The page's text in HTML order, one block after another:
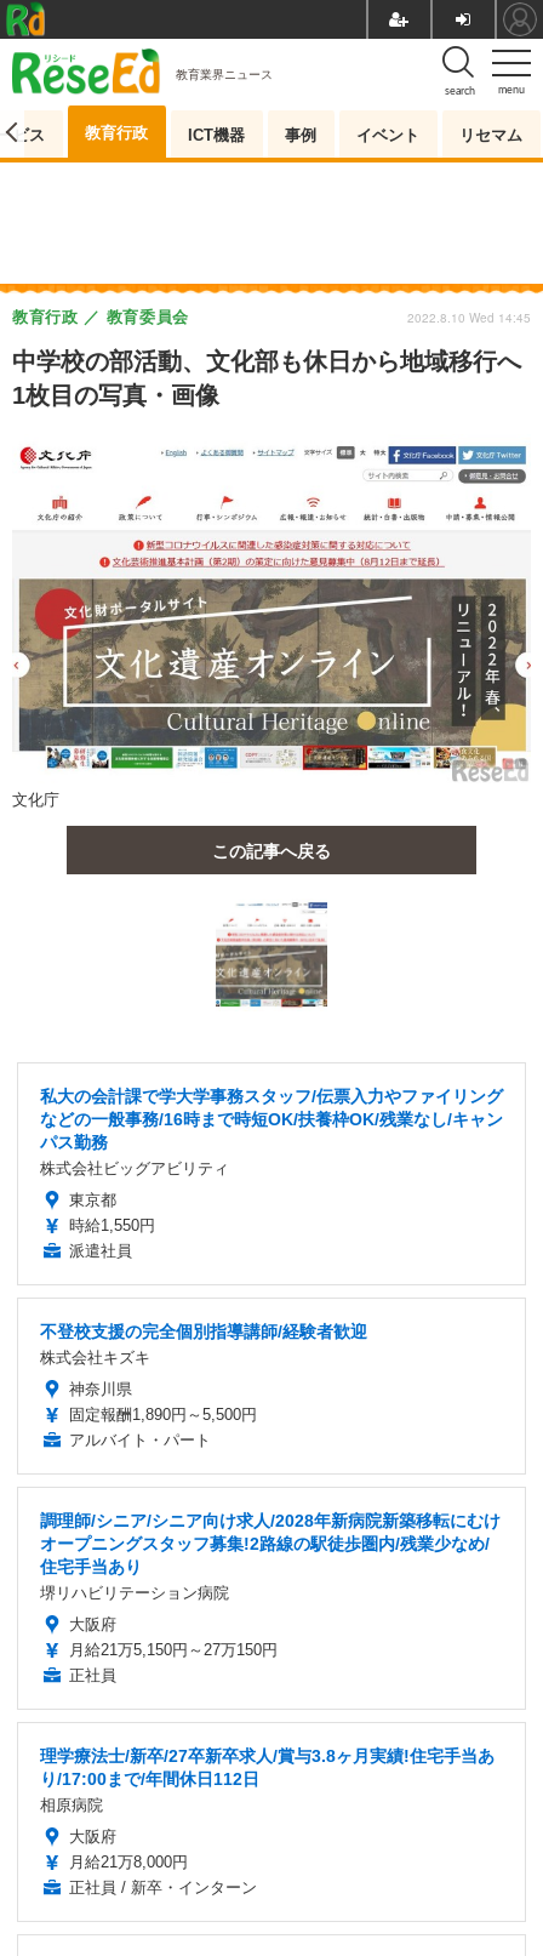
menu
search
教育業界ニュース
ビス 教育行政 ICT機器 事例 イベント リセマム
中学校の部活動、文化部も休日から地域移行へ
1枚目の写真・画像
教育行政 教育委員会 2022.8.10 Wed 14:45
文化庁
この記事へ戻る
私大の会計課で学大学事務スタッフ/伝票入力やファイリング
などの一般事務/16時まで時短OK/扶養枠OK/残業なし/キャン
パス勤務
株式会社ビッグアビリティ
東京都
時給1,550円
派遣社員
不登校支援の完全個別指導講師/経験者歓迎
株式会社キズキ
神奈川県
固定報酬1,890円～5,500円
アルバイト・パート
調理師/シニア/シニア向け求人/2028年新病院新築移転にむけ
オープニングスタッフ募集!2路線の駅徒歩圏内/残業少なめ/
住宅手当あり
堺リハビリテーション病院
大阪府
月給21万5,150円～27万150円
正社員
理学療法士/新卒/27卒新卒求人/賞与3.8ヶ月実績!住宅手当あ
り/17:00まで/年間休日112日
相原病院
大阪府
月給21万8,000円
正社員 / 新卒・インターン